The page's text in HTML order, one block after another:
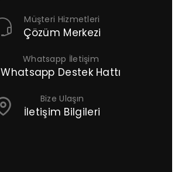
Müşteri Hizmetleri
Çözüm Merkezi
Whatsapp İletişim
Whatsapp Destek Hattı
Bize Ulaşın
İletişim Bilgileri